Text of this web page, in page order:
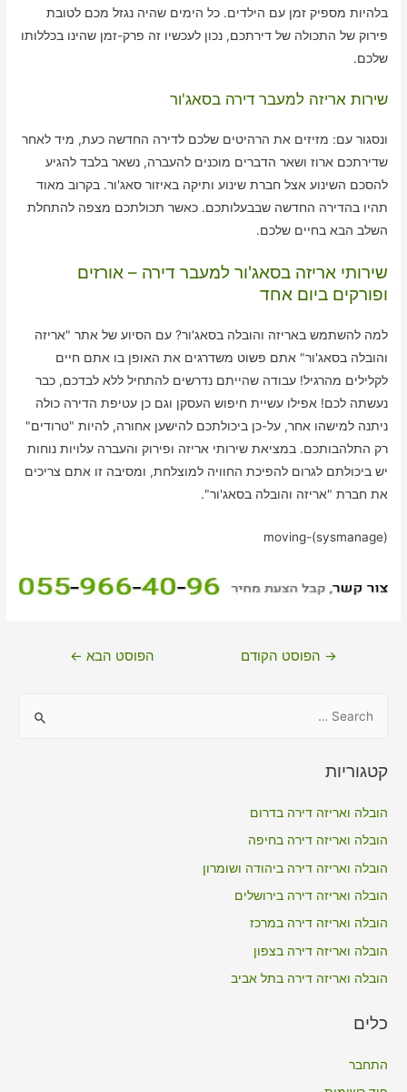
בלהיות מספיק זמן עם הילדים. כל הימים שהיה נגזל מכם לטובת
פירוק של התכולה של דירתכם, נכון לעכשיו זה פרק-זמן שהינו בכללותו
שלכם.
שירות אריזה למעבר דירה בסאג'ור
ונסגור עם: מזיזים את הרהיטים שלכם לדירה החדשה כעת, מיד לאחר
שדירתכם ארוז ושאר הדברים מוכנים להעברה, נשאר בלבד להגיע
להסכם השינוע אצל חברת שינוע ותיקה באיזור סאג'ור. בקרוב מאוד
תהיו בהדירה החדשה שבבעלותכם. כאשר תכולתכם מצפה להתחלת
השלב הבא בחיים שלכם.
שירותי אריזה בסאג'ור למעבר דירה – אורזים
ופורקים ביום אחד
למה להשתמש באריזה והובלה בסאג'ור? עם הסיוע של אתר "אריזה
והובלה בסאג'ור" אתם פשוט משדרגים את האופן בו אתם חיים
לקלילים מהרגיל! עבודה שהייתם נדרשים להתחיל ללא לבדכם, כבר
נעשתה לכם! אפילו עשיית חיפוש העסקן וגם כן עטיפת הדירה כולה
ניתנה למישהו אחר, על-כן ביכולתכם להישען אחורה, להיות "טרודים"
רק התלהבותכם. במציאת שירותי אריזה ופירוק והעברה עלויות נוחות
יש ביכולתם לגרום להפיכת החוויה למוצלחת, ומסיבה זו אתם צריכים
את חברת "אריזה והובלה בסאג'ור".
moving-(sysmanage)
ניווט→ הפוסט הקודם הפוסט הבא ←
r
o
r
:
קטגוריות
הובלה ואריזה דירה בדרום
הובלה ואריזה דירה בחיפה
הובלה ואריזה דירה ביהודה ושומרון
הובלה ואריזה דירה בירושלים
הובלה ואריזה דירה במרכז
הובלה ואריזה דירה בצפון
הובלה ואריזה דירה בתל אביב
כלים
התחבר